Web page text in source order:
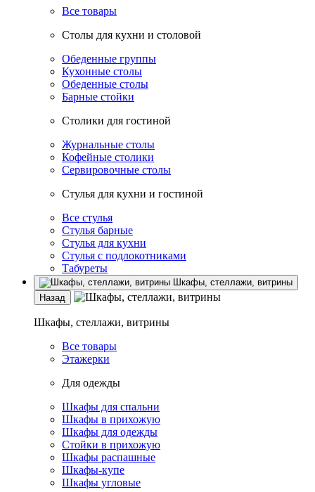
Все товары
Столы для кухни и столовой
Обеденные группы
Кухонные столы
Обеденные столы
Барные стойки
Столики для гостиной
Журнальные столы
Кофейные столики
Сервировочные столы
Стулья для кухни и гостиной
Все стулья
Стулья барные
Стулья для кухни
Стулья с подлокотниками
Табуреты
Шкафы, стеллажи, витрины
Назад
Шкафы, стеллажи, витрины
Все товары
Этажерки
Для одежды
Шкафы для спальни
Шкафы в прихожую
Шкафы для одежды
Стойки в прихожую
Шкафы распашные
Шкафы-купе
Шкафы угловые